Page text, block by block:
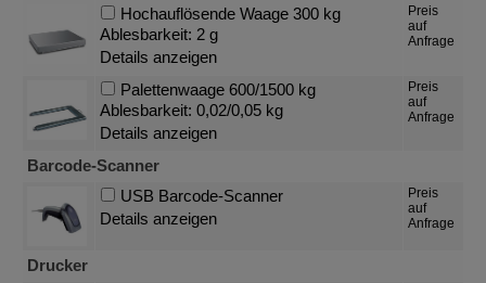
Hochauflösende Waage 300 kg
Ablesbarkeit: 2 g
Details anzeigen
Preis
auf
Anfrage
Palettenwaage 600/1500 kg
Ablesbarkeit: 0,02/0,05 kg
Details anzeigen
Preis
auf
Anfrage
Barcode-Scanner
USB Barcode-Scanner
Details anzeigen
Preis
auf
Anfrage
Drucker